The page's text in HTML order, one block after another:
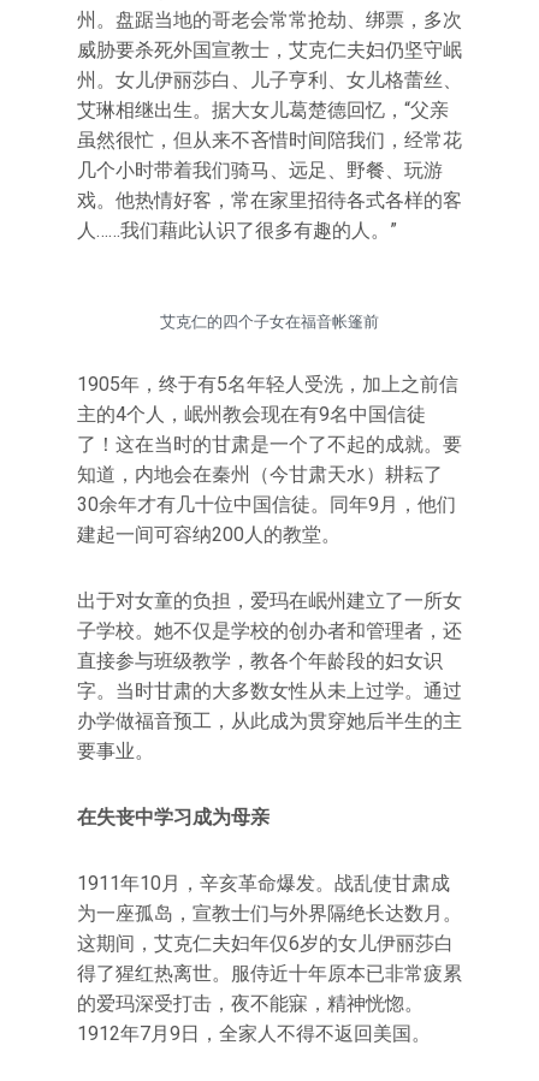
州。盘踞当地的哥老会常常抢劫、绑票，多次
威胁要杀死外国宣教士，艾克仁夫妇仍坚守岷
州。女儿伊丽莎白、儿子亨利、女儿格蕾丝、
艾琳相继出生。据大女儿葛楚德回忆，“父亲
虽然很忙，但从来不吝惜时间陪我们，经常花
几个小时带着我们骑马、远足、野餐、玩游
戏。他热情好客，常在家里招待各式各样的客
人……我们藉此认识了很多有趣的人。”
艾克仁的四个子女在福音帐篷前
1905年，终于有5名年轻人受洗，加上之前信
主的4个人，岷州教会现在有9名中国信徒
了！这在当时的甘肃是一个了不起的成就。要
知道，内地会在秦州（今甘肃天水）耕耘了
30余年才有几十位中国信徒。同年9月，他们
建起一间可容纳200人的教堂。
出于对女童的负担，爱玛在岷州建立了一所女
子学校。她不仅是学校的创办者和管理者，还
直接参与班级教学，教各个年龄段的妇女识
字。当时甘肃的大多数女性从未上过学。通过
办学做福音预工，从此成为贯穿她后半生的主
要事业。
在失丧中学习成为母亲
1911年10月，辛亥革命爆发。战乱使甘肃成
为一座孤岛，宣教士们与外界隔绝长达数月。
这期间，艾克仁夫妇年仅6岁的女儿伊丽莎白
得了猩红热离世。服侍近十年原本已非常疲累
的爱玛深受打击，夜不能寐，精神恍惚。
1912年7月9日，全家人不得不返回美国。